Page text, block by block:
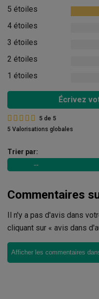
5 étoiles
4 étoiles
3 étoiles
2 étoiles
1 étoiles
Écrivez
5 de 5
5 Valorisations globales
Trier par:
Commentaires
Il n'y a pas d'avis dans
cliquant sur « avis dans
Afficher les commentaires